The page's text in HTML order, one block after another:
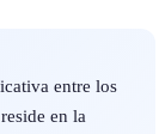
entre los
en la